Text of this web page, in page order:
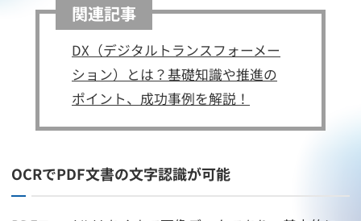
関連記事
DX（デジタルトランスフォーメー
ション）とは？基礎知識や推進の
ポイント、成功事例を解説！
OCRでPDF文書の文字認識が可能